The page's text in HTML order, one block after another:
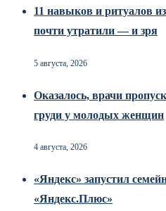
11 навыков и ритуалов
почти утратили — и зря
5 августа, 2026
Оказалось, врачи
груди у молодых женщин
4 августа, 2026
«Яндекс» запустил
«Яндекс.Плюс»